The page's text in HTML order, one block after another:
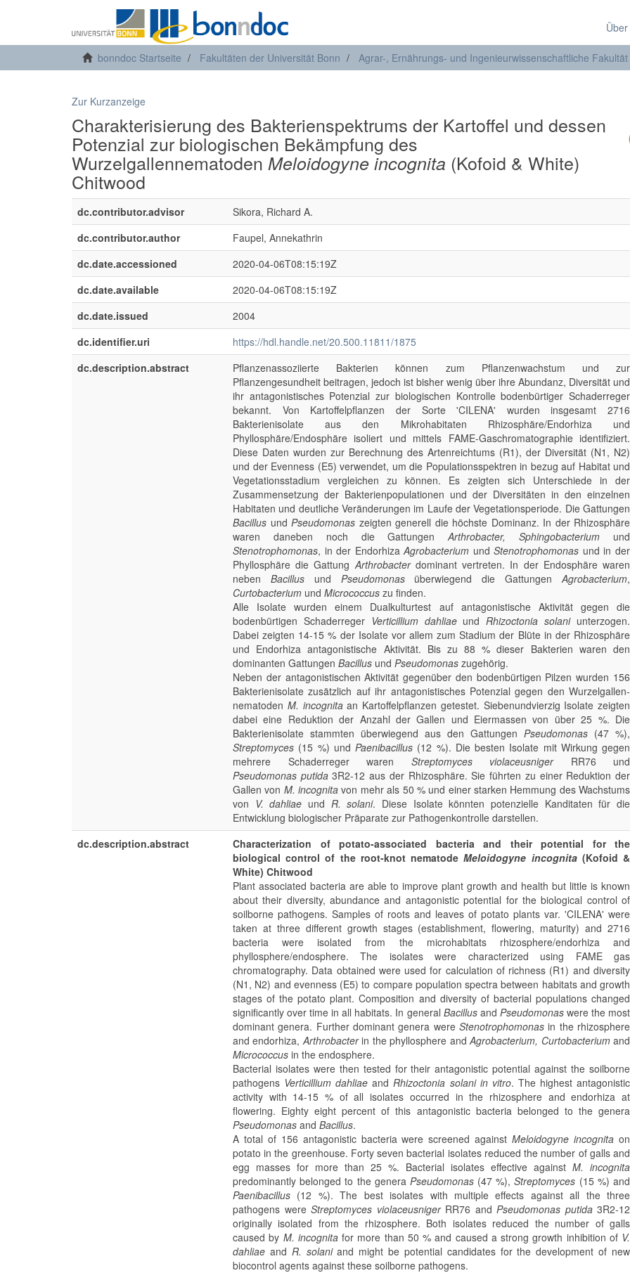
bonndoc Startseite Fakultäten der Universität Bonn Agrar-, Ernährungs- und Ingenieurwissenschaftliche Fakultät
Zur Kurzanzeige
Charakterisierung des Bakterienspektrums der Kartoffel und dessen
Potenzial zur biologischen Bekämpfung des
Wurzelgallennematoden Meloidogyne incognita (Kofoid & White)
Chitwood
dc.contributor.advisor
Sikora, Richard A.
dc.contributor.author
Faupel, Annekathrin
dc.date.accessioned
2020-04-06T08:15:19Z
dc.date.available
2020-04-06T08:15:19Z
dc.date.issued
2004
dc.identifier.uri
https://hdl.handle.net/20.500.11811/1875
dc.description.abstract
Pflanzenassoziierte Bakterien können zum Pflanzenwachstum und zur
Pflanzengesundheit beitragen, jedoch ist bisher wenig über ihre Abundanz, Diversität und
ihr antagonistisches Potenzial zur biologischen Kontrolle bodenbürtiger Schaderreger
bekannt. Von Kartoffel­pflanzen der Sorte 'CILENA' wurden insgesamt 2716
Bakterienisolate aus den Mikrohabitaten Rhizosphäre/Endorhiza und
Phyllosphäre/Endosphäre isoliert und mittels FAME-Gaschromatographie identifiziert.
Diese Daten wurden zur Berechnung des Artenreichtums (R1), der Diversität (N1, N2)
und der Evenness (E5) verwendet, um die Populationsspektren in bezug auf Habitat und
Vegetationsstadium vergleichen zu können. Es zeigten sich Unterschiede in der
Zusammensetzung der Bakterienpopulationen und der Diversitäten in den einzelnen
Habitaten und deutliche Veränderungen im Laufe der Vegetationsperiode. Die Gattungen
Bacillus und Pseudomonas zeigten generell die höchste Dominanz. In der Rhizosphäre
waren daneben noch die GattungenArthrobacter, Sphingobacterium und
Stenotrophomonas, in der EndorhizaAgrobacterium undStenotrophomonas und in der
Phyllosphäre die GattungArthrobacterdominant vertreten. In der Endosphäre waren
neben Bacillusund Pseudomonasüberwiegend die GattungenAgrobacterium,
Curtobacterium und Micrococcus zu finden.
Alle Isolate wurden einem Dualkulturtest auf antagonistische Aktivität gegen die
bodenbürtigen Schaderreger Verticillium dahliaeundRhizoctonia solaniunterzogen.
Dabei zeigten 14-15 % der Isolate vor allem zum Stadium der Blüte in der Rhizosphäre
und Endorhiza antagonistische Aktivität. Bis zu 88 % dieser Bakterien waren den
dominanten Gattungen Bacillus und Pseudomonas zugehörig.
Neben der antagonistischen Aktivität gegenüber den bodenbürtigen Pilzen wurden 156
Bakterienisolate zusätzlich auf ihr antagonistisches Potenzial gegen den Wurzelgallen­
nematoden M. incognitaan Kartoffelpflanzen getestet. Siebenundvierzig Isolate zeigten
dabei eine Reduktion der Anzahl der Gallen und Eiermassen von über 25 %. Die
Bakterien­isolate stammten überwiegend aus den Gattungen Pseudomonas (47 %),
Streptomyces (15 %) und Paenibacillus (12 %). Die besten Isolate mit Wirkung gegen
mehrere Schad­erreger waren Streptomyces violaceusnigerRR76 und
Pseudomonas putida3R2-12 aus der Rhizosphäre. Sie führten zu einer Reduktion der
Gallen von M. incognita von mehr als 50 % und einer starken Hemmung des Wachstums
von V. dahliae und R. solani. Diese Isolate könnten potenzielle Kanditaten für die
Entwicklung biologischer Präparate zur Pathogen­kontrolle darstellen.
dc.description.abstract
Characterization of potato-associated bacteria and their potential for the
biological control of the root-knot nematodeMeloidogyne incognita(Kofoid &
White) Chitwood
Plant associated bacteria are able to improve plant growth and health but little is known
about their diversity, abundance and antagonistic potential for the biological control of
soilborne pathogens. Samples of roots and leaves of potato plants var. 'CILENA' were
taken at three different growth stages (establishment, flowering, maturity) and 2716
bacteria were isolated from the microhabitats rhizosphere/endorhiza and
phyllosphere/endosphere. The isolates were characterized using FAME gas
chromatography. Data obtained were used for calculation of richness (R1) and diversity
(N1, N2) and evenness (E5) to compare population spectra between habitats and growth
stages of the potato plant. Composition and diversity of bacterial populations changed
significantly over time in all habitats. In general Bacillusand Pseudomonaswere the most
dominant genera. Further dominant genera were Stenotrophomonas in the rhizosphere
and endorhiza,Arthrobacterin the phyllosphere andAgrobacterium, Curtobacteriumand
Micrococcus in the endosphere.
Bacterial isolates were then tested for their antagonistic potential against the soilborne
pathogens Verticillium dahliae andRhizoctonia solani in vitro. The highest antagonistic
activity with 14-15 % of all isolates occurred in the rhizosphere and endorhiza at
flowering. Eighty eight percent of this antagonistic bacteria belonged to the genera
Pseudomonas and Bacillus.
A total of 156 antagonistic bacteria were screened againstMeloidogyne incognita on
potato in the greenhouse. Forty seven bacterial isolates reduced the number of galls and
egg masses for more than 25 %. Bacterial isolates effective against M. incognita
predominantly belonged to the genera Pseudomonas(47 %),Streptomyces (15 %) and
Paenibacillus (12 %). The best isolates with multiple effects against all the three
pathogens were Streptomyces violaceusnigerRR76 and Pseudomonas putida3R2-12
originally isolated from the rhizosphere. Both isolates reduced the number of galls
caused by M. incognitafor more than 50 % and caused a strong growth inhibition of V.
dahliae and R. solaniand might be potential candidates for the development of new
biocontrol agents against these soilborne pathogens.